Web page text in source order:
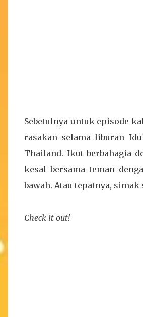
Sebetulnya untuk episode
rasakan selama liburan
Thailand. Ikut berbahagia
kesal bersama teman
bawah. Atau tepatnya, simak
Check it out!